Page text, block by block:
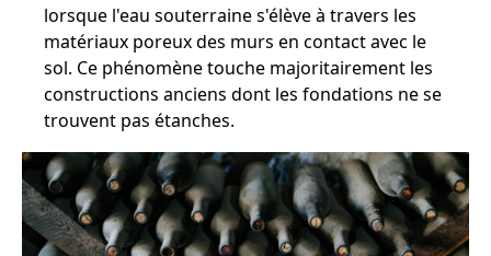
lorsque l'eau souterraine s'élève à travers les
matériaux poreux des murs en contact avec le
sol. Ce phénomène touche majoritairement les
constructions anciens dont les fondations ne se
trouvent pas étanches.